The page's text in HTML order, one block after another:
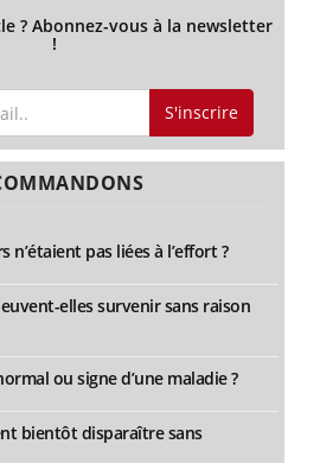
? Abonnez-vous à la newsletter
!
S'inscrire
n’étaient pas liées à l’effort ?
elles survenir sans raison
ou signe d’une maladie ?
bientôt disparaître sans